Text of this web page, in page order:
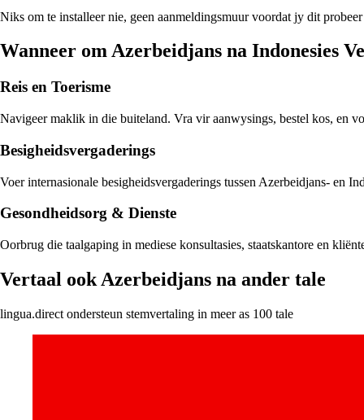
Niks om te installeer nie, geen aanmeldingsmuur voordat jy dit
Wanneer om Azerbeidjans na Indonesies
Reis en Toerisme
Navigeer maklik in die buiteland. Vra vir aanwysings, bestel kos, en
Besigheidsvergaderings
Voer internasionale besigheidsvergaderings tussen Azerbeidjans- en
Gesondheidsorg & Dienste
Oorbrug die taalgaping in mediese konsultasies, staatskantore en
Vertaal ook Azerbeidjans na ander tale
lingua.direct ondersteun stemvertaling in meer as 100 tale